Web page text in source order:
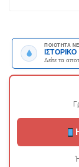
ΠΟΙΟΤΗΤΑ
Δείτε τα